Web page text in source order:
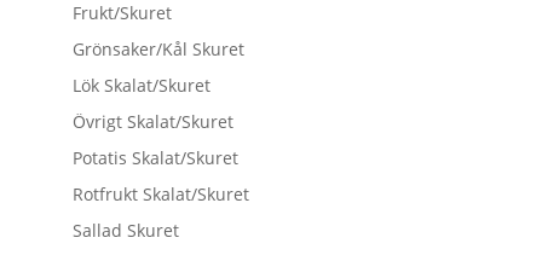
Frukt/Skuret
Grönsaker/Kål Skuret
Lök Skalat/Skuret
Övrigt Skalat/Skuret
Potatis Skalat/Skuret
Rotfrukt Skalat/Skuret
Sallad Skuret